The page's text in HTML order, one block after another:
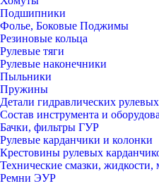
Подшипники
Фолье, Боковые Поджимы
Резиновые кольца
Рулевые тяги
Рулевые наконечники
Пыльники
Пружины
Детали гидравлических
Состав инструмента и
Бачки, фильтры ГУР
Рулевые карданчики и колонки
Крестовины рулевых
Технические смазки, жидкости,
Ремни ЭУР